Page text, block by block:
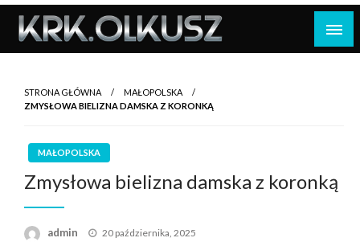
Skip
content
STRONA GŁÓWNA
MAŁOPOLSKA
ZMYSŁOWA BIELIZNA DAMSKA Z KORONKĄ
MAŁOPOLSKA
Zmysłowa bielizna damska z koronką
admin
Opublikowane
20 października, 2025